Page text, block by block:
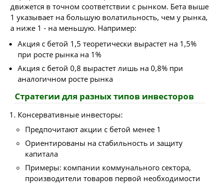
движется в точном соответствии с рынком. Бета выше
1 указывает на большую волатильность, чем у рынка,
а ниже 1 - на меньшую. Например:
Акция с бетой 1,5 теоретически вырастет на 1,5%
при росте рынка на 1%
Акция с бетой 0,8 вырастет лишь на 0,8% при
аналогичном росте рынка
Стратегии для разных типов инвесторов
Консервативные инвесторы:
Предпочитают акции с бетой менее 1
Ориентированы на стабильность и защиту
капитала
Примеры: компании коммунального сектора,
производители товаров первой необходимости